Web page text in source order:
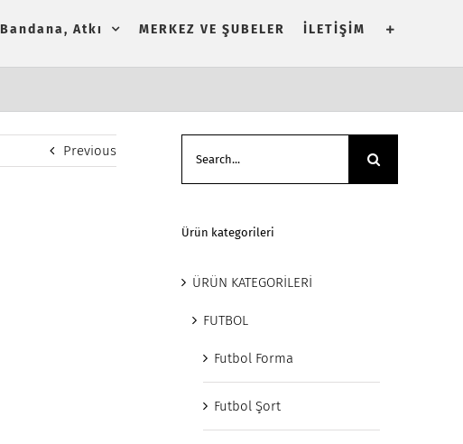
Atkı MERKEZ VE ŞUBELER İLETİŞİM
Previous
Ürün kategorileri
ÜRÜN KATEGORİLERİ
FUTBOL
Futbol Forma
Futbol Şort